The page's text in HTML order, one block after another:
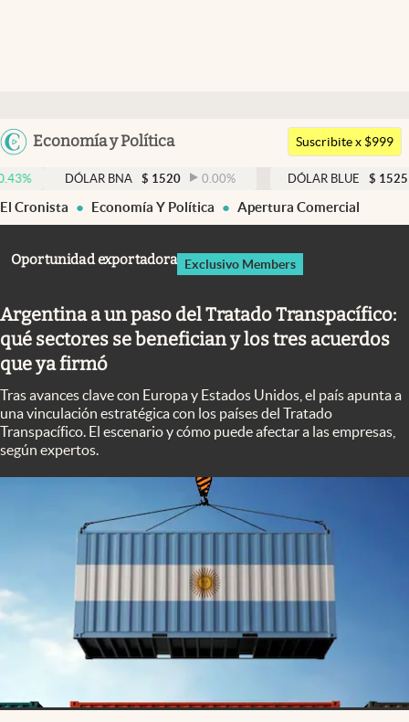
Argentina
Economía y Política
Members
Economía y Política
Finanzas y Mercados
Columnistas
Otras secciones
Infotechnology
Clase
El Cronista Studio
abre en nueva pestaña
Suscribite x $999
DÓLAR BNA $ 1520 0.00% DÓLAR BLUE $ 1525 -0.33%
El Cronista Economía Y Política Apertura Comercial
Oportunidad exportadora Exclusivo Members
Argentina a un paso del Tratado Transpacífico:
qué sectores se benefician y los tres acuerdos
que ya firmó
Tras avances clave con Europa y Estados Unidos, el país apunta a
una vinculación estratégica con los países del Tratado
Transpacífico. El escenario y cómo puede afectar a las empresas,
según expertos.